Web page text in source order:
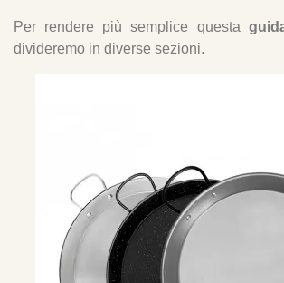
Per rendere più semplice questa
divideremo in diverse sezioni.